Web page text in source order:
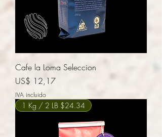
Cafe la Loma Seleccion
Precio
US$ 12,17
IVA incluido
1 Kg / 2 LB $24.34